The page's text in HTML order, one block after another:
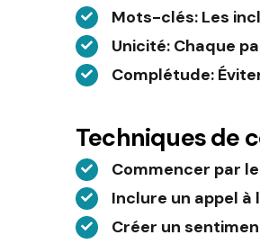
Mots-clés: Les
Unicité: Chaque
Complétude:
Techniques de
Commencer par
Inclure un appel à
Créer un